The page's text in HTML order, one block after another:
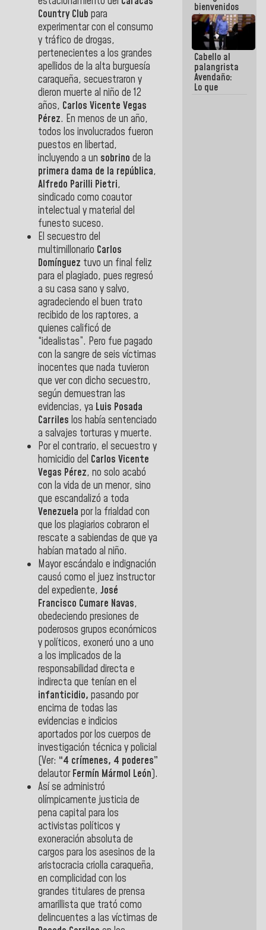
Country Club para
experimentar con el consumo
y tráfico de drogas,
pertenecientes a los grandes
apellidos de la alta burguesía
caraqueña, secuestraron y
dieron muerte al niño de 12
años, Carlos Vicente Vegas
Pérez. En menos de un año,
todos los involucrados fueron
puestos en libertad,
incluyendo a un sobrino de la
primera dama de la república,
Alfredo Parilli Pietri,
sindicado como coautor
intelectual y material del
funesto suceso.
El secuestro del
multimillonario Carlos
Domínguez tuvo un final feliz
para el plagiado, pues regresó
a su casa sano y salvo,
agradeciendo el buen trato
recibido de los raptores, a
quienes calificó de
“idealistas”. Pero fue pagado
con la sangre de seis víctimas
inocentes que nada tuvieron
que ver con dicho secuestro,
según demuestran las
evidencias, ya Luis Posada
Carriles los había sentenciado
a salvajes torturas y muerte.
Por el contrario, el secuestro y
homicidio del Carlos Vicente
Vegas Pérez, no solo acabó
con la vida de un menor, sino
que escandalizó a toda
Venezuela por la frialdad con
que los plagiarios cobraron el
rescate a sabiendas de que ya
habían matado al niño.
Mayor escándalo e indignación
causó como el juez instructor
del expediente, José
Francisco Cumare Navas,
obedeciendo presiones de
poderosos grupos económicos
y políticos, exoneró uno a uno
a los implicados de la
responsabilidad directa e
indirecta que tenían en el
infanticidio, pasando por
encima de todas las
evidencias e indicios
aportados por los cuerpos de
investigación técnica y policial
(Ver: “4 crímenes, 4 poderes”
delautor Fermín Mármol León).
Así se administró
olímpicamente justicia de
pena capital para los
activistas políticos y
exoneración absoluta de
cargos para los asesinos de la
aristocracia criolla caraqueña,
en complicidad con los
grandes titulares de prensa
amarillista que trató como
delincuentes a las víctimas de
bienvenidos
siempre que
estén en el
marco de la
Constitución
de la
República
Cabello al
palangrista
Avendaño:
Lo que